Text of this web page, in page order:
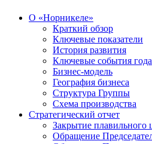
О «Норникеле»
Краткий обзор
Ключевые показатели
История развития
Ключевые события года
Бизнес-модель
География бизнеса
Структура Группы
Схема производства
Стратегический отчет
Закрытие плавильного
Обращение